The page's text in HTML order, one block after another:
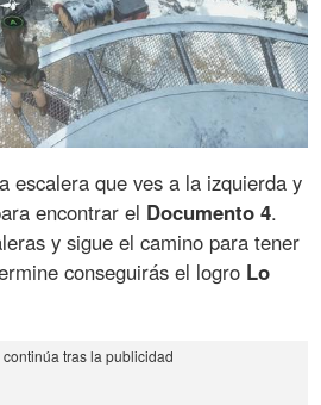
escalera que ves a la izquierda y
encontrar el Documento 4.
y sigue el camino para tener
conseguirás el logro Lo